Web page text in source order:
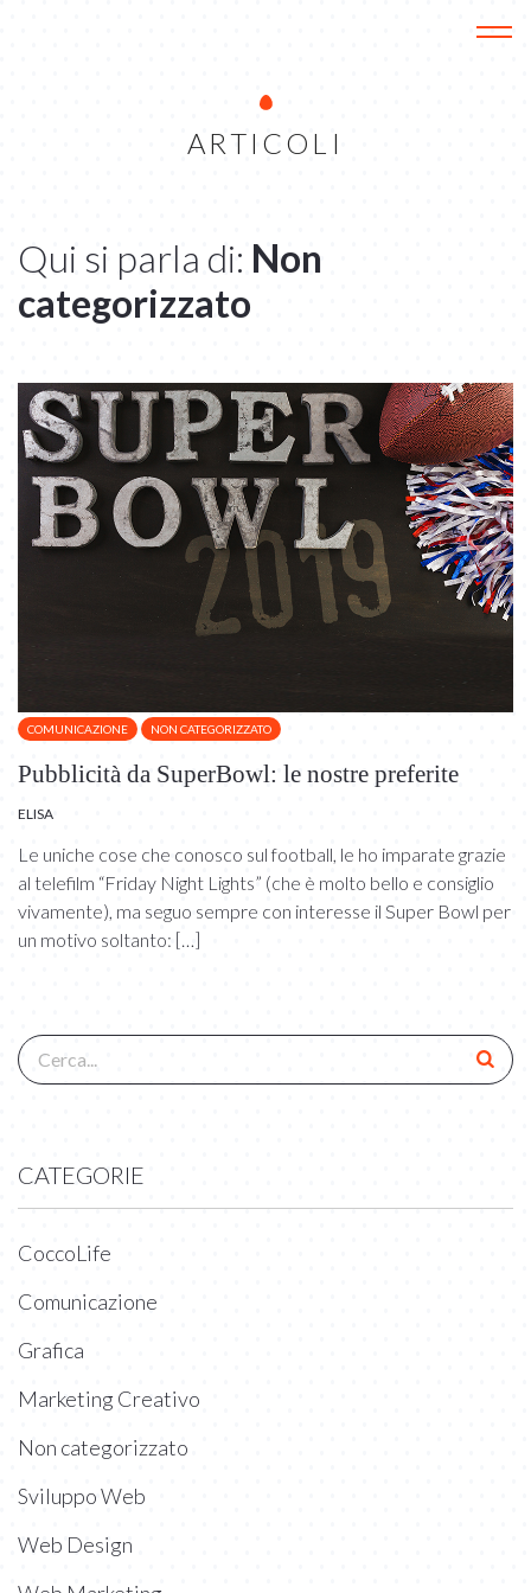
ARTICOLI
Qui si parla di: Non
categorizzato
COMUNICAZIONE NON CATEGORIZZATO
Pubblicità da SuperBowl: le nostre preferite
ELISA
Le uniche cose che conosco sul football, le ho imparate grazie
al telefilm “Friday Night Lights” (che è molto bello e consiglio
vivamente), ma seguo sempre con interesse il Super Bowl per
un motivo soltanto: […]
CATEGORIE
CoccoLife
Comunicazione
Grafica
Marketing Creativo
Non categorizzato
Sviluppo Web
Web Design